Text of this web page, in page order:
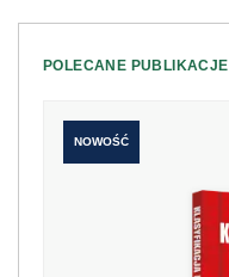
POLECANE PUBLIKACJE
NOWOŚĆ